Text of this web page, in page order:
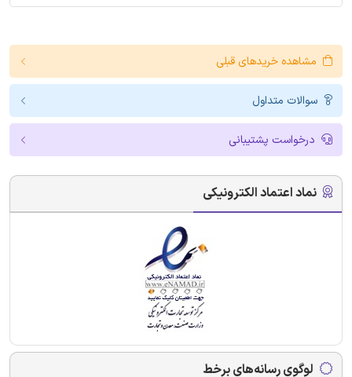
مشاهده خریدهای قبلی
سوالات متداول
درخواست پشتیبانی
نماد اعتماد الکترونیکی
لوگوی رسانه‌های برخط